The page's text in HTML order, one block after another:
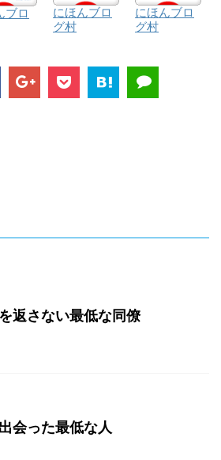
ブロ
にほんブロ
グ村
にほんブロ
グ村
返さない最低な同僚
会った最低な人